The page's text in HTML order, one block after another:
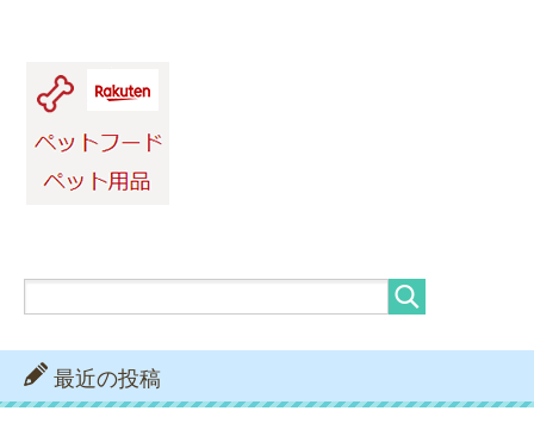
最近の投稿